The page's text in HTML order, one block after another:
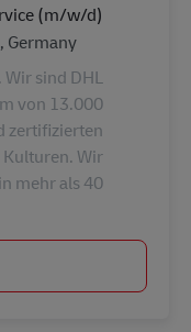
(m/w/d)
الموقع
Germany
sind DHL
von 13.000
zertifizierten
Kulturen. Wir
mehr als 40 ...